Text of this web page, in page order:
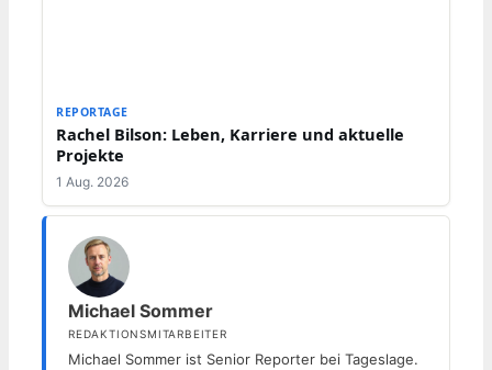
REPORTAGE
Rachel Bilson: Leben, Karriere und aktuelle
Projekte
1 Aug. 2026
Michael Sommer
REDAKTIONSMITARBEITER
Michael Sommer ist Senior Reporter bei Tageslage.